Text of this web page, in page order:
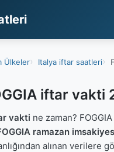
Ülkeler Italya iftar saatleri
iftar vakti
vakti ne zaman?
ramazan
alınan verilere